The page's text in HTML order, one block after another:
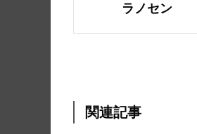
ラノセン
関連記事